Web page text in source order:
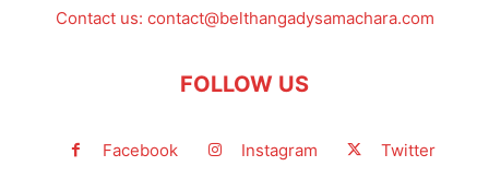
Contact us: contact@belthangadysamachara.com
FOLLOW US
Facebook Instagram Twitter